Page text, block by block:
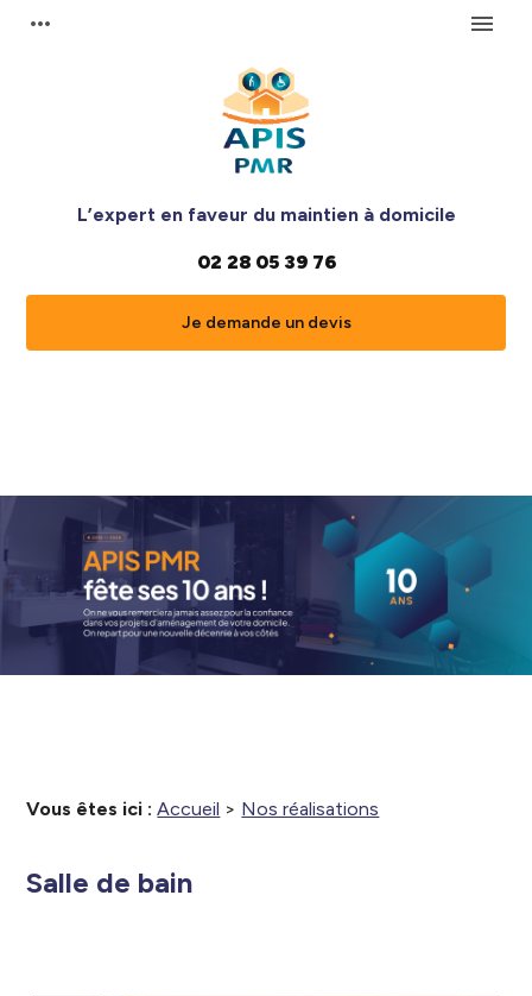
more_horiz menu
L’expert en faveur du maintien à domicile
02 28 05 39 76
Je demande un devis
Vous êtes ici :Accueil > Nos réalisations
Salle de bain